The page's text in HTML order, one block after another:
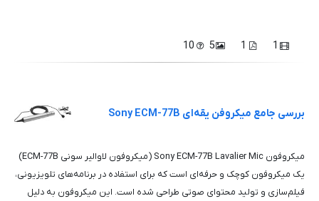
1
1
5
10
بررسی جامع میکروفن یقه‌ای Sony ECM-77B
میکروفون Sony ECM-77B Lavalier Mic (میکروفون لاوالیر سونی ECM-77B)
یک میکروفون کوچک و حرفه‌ای است که برای استفاده در برنامه‌های تلویزیونی،
فیلم‌سازی و تولید محتوای صوتی طراحی شده است. این میکروفون به دلیل